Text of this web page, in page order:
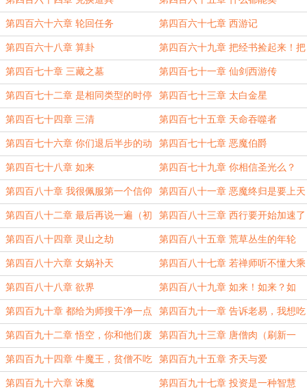
第四百六十六章 轮回任务 第四百六十七章 西游记
第四百六十八章 算卦 第四百六十九章 把经书捡起来！把
经书捡起来！
第四百七十章 三藏之墓 第四百七十一章 仙剑西游传
第四百七十二章 是相同类型的时停
呢
第四百七十三章 太白金星
第四百七十四章 三清 第四百七十五章 天命吞噬者
第四百七十六章 你们退后半步的动
作是认真的么？
第四百七十七章 恶魔伯爵
第四百七十八章 如来 第四百七十九章 你相信圣光么？
第四百八十章 我很佩服第一个信仰
圣光的人（龙年快乐）
第四百八十一章 恶魔终归是要上天
堂的。
第四百八十二章 最后再说一遍（初
一的第二更）
第四百八十三章 西行要开始加速了
(初二）
第四百八十四章 灵山之劫 第四百八十五章 荒草丛生的年轮
第四百八十六章 女娲补天 第四百八十七章 若禅师听不懂大乘
佛法
第四百八十八章 欲界 第四百八十九章 如来！如来？如
来！
第四百九十章 都给为师搜干净一点 第四百九十一章 告诉老易，我想吃
鱼了
第四百九十二章 悟空，你和他们废
什么话
第四百九十三章 唐僧肉（刷新一
下）
第四百九十四章 牛魔王，贫僧不吃
牛肉
第四百九十五章 齐天与爱
第四百九十六章 诛魔 第四百九十七章 投资是一种智慧